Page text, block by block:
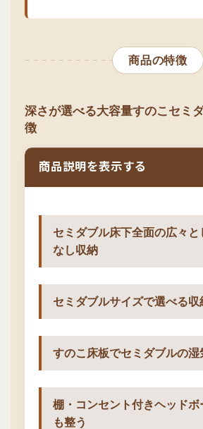
商品の特徴
深さが選べる大容量すのこセミ
徴
商品説明を表示する
セミダブル床下全面の広々と
なし収納
セミダブルサイズで選べる収
すのこ床板でセミダブルの湿
棚・コンセント付きヘッドボ
も整う